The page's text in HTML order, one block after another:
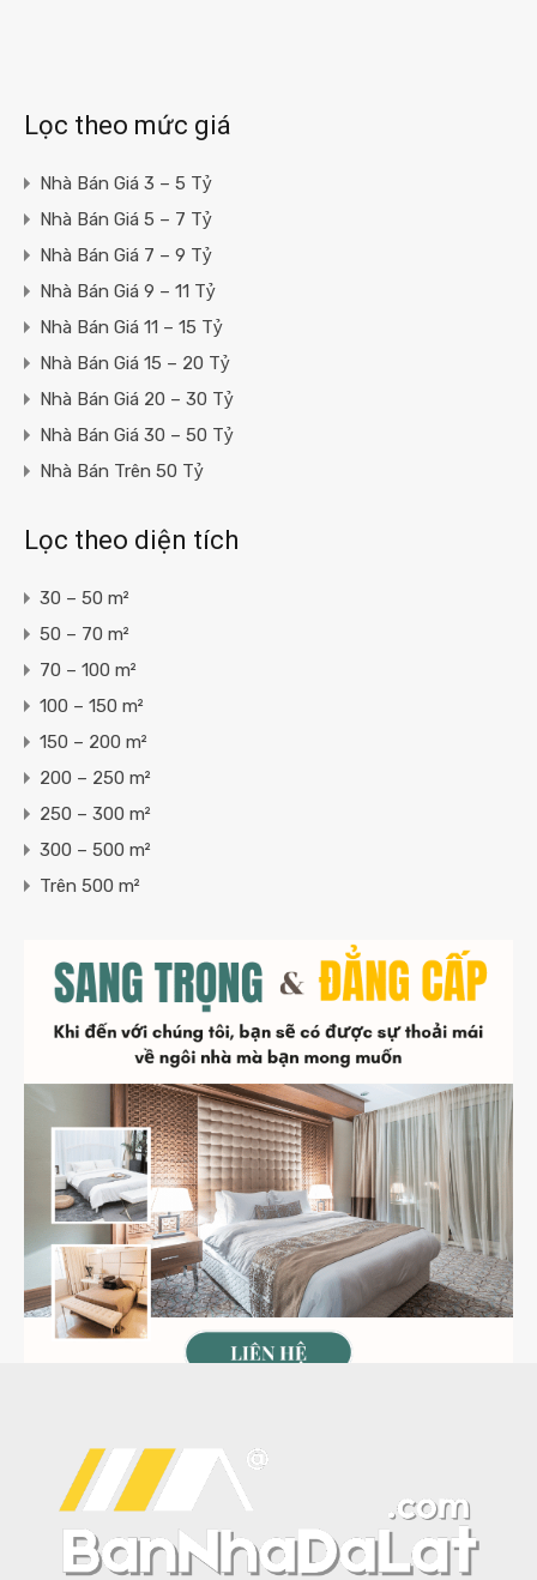
Lọc theo mức giá
Nhà Bán Giá 3 – 5 Tỷ
Nhà Bán Giá 5 – 7 Tỷ
Nhà Bán Giá 7 – 9 Tỷ
Nhà Bán Giá 9 – 11 Tỷ
Nhà Bán Giá 11 – 15 Tỷ
Nhà Bán Giá 15 – 20 Tỷ
Nhà Bán Giá 20 – 30 Tỷ
Nhà Bán Giá 30 – 50 Tỷ
Nhà Bán Trên 50 Tỷ
Lọc theo diện tích
30 – 50 m²
50 – 70 m²
70 – 100 m²
100 – 150 m²
150 – 200 m²
200 – 250 m²
250 – 300 m²
300 – 500 m²
Trên 500 m²